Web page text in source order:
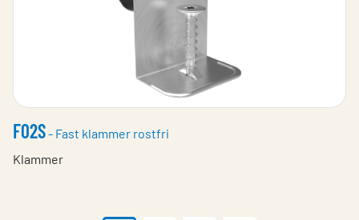
F02S- Fast klammer rostfri
Klammer